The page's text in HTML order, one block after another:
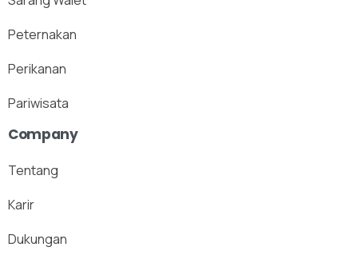
Peternakan
Perikanan
Pariwisata
Company
Tentang
Karir
Dukungan